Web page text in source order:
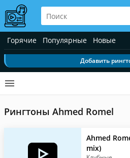
Горячие Популярные Новые
Добавить
Рингтоны Ahmed Romel
Ahmed
mix)